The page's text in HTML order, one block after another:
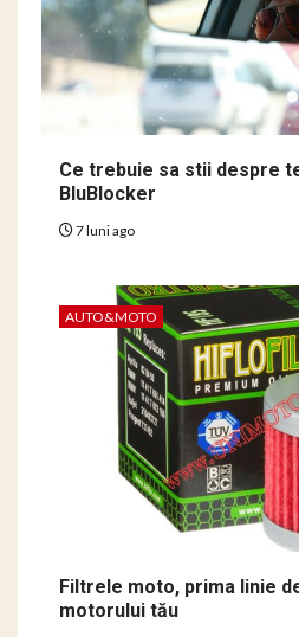
Ce trebuie sa stii despre
BluBlocker
7 luni ago
AUTO&MOTO
Filtrele moto, prima linie
motorului tău